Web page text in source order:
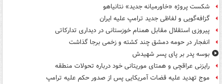
شکست پروژه «خاورمیانه جدید» نتانیاهو
گزافه‌گویی و لفاظی جدید ترامپ علیه ایران
پیروزی استقلال مقابل همنام خوزستانی در دیداری تدارکاتی
انفجار در حومه دمشق چند کشته و زخمی برجا گذاشت
بوسه‌ پدر بر پای پسر شهیدش
رایزنی عراقچی و همتای موریتانی خود درباره تحولات منطقه
موج تهدید علیه قضات آمریکایی پس از صدور حکم علیه ترامپ